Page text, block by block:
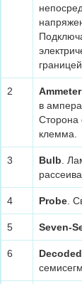
2 Ammeter
в
Сторона
клемма.
3 Bulb .
4 Probe .
5 Seven-
6